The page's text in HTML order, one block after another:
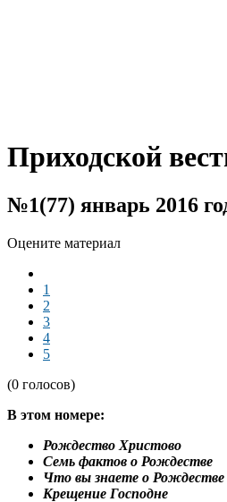
Приходской
№1(77) январь 2016
Оцените материал
1
2
3
4
5
(0 голосов)
В этом номере:
Рождество Христово
Семь фактов о Рождестве
Что вы знаете о
Крещение Господне